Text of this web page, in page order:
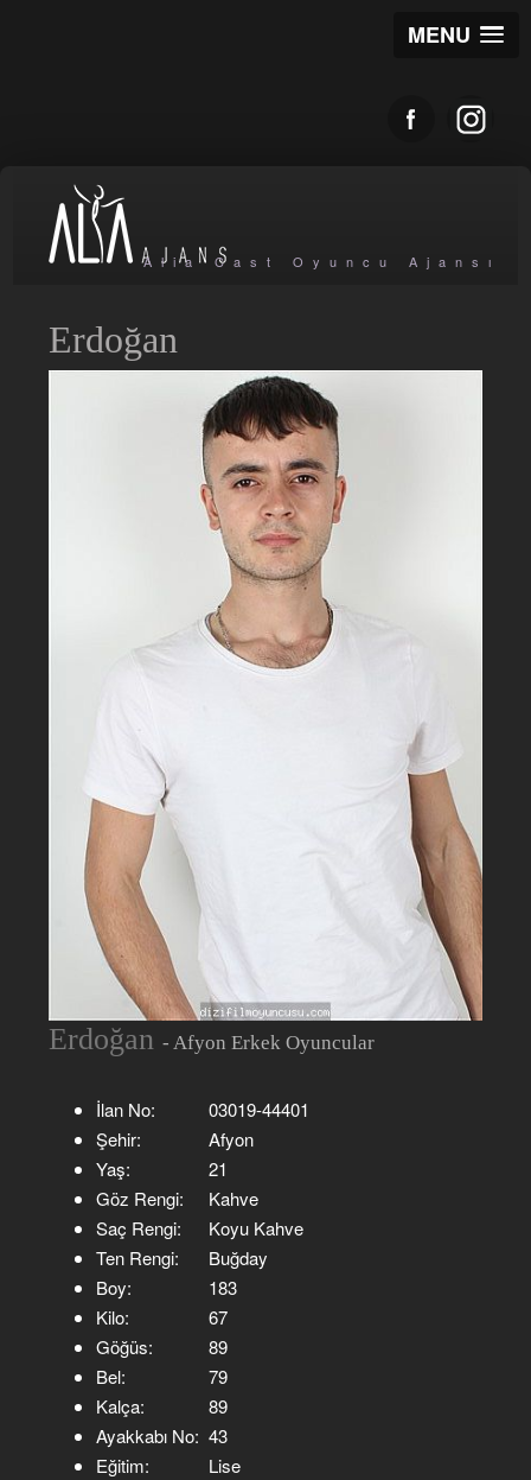
MENU
Alia Cast Oyuncu Ajansı
Erdoğan
Erdoğan- Afyon Erkek Oyuncular
İlan No:
03019-44401
Şehir:
Afyon
Yaş:
21
Göz Rengi:
Kahve
Saç Rengi:
Koyu Kahve
Ten Rengi:
Buğday
Boy:
183
Kilo:
67
Göğüs:
89
Bel:
79
Kalça:
89
Ayakkabı No: 43
Eğitim:
Lise